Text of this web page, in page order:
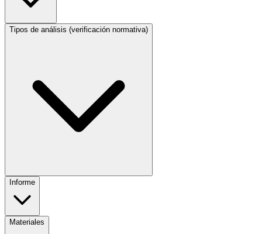
Tipos de análisis (verificación normativa)
Informe
Materiales